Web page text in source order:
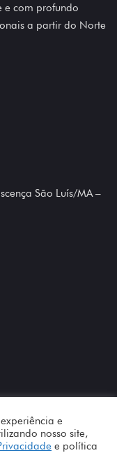
e com profundo
a partir do Norte
São Luís/MA –
e
nosso site,
e política